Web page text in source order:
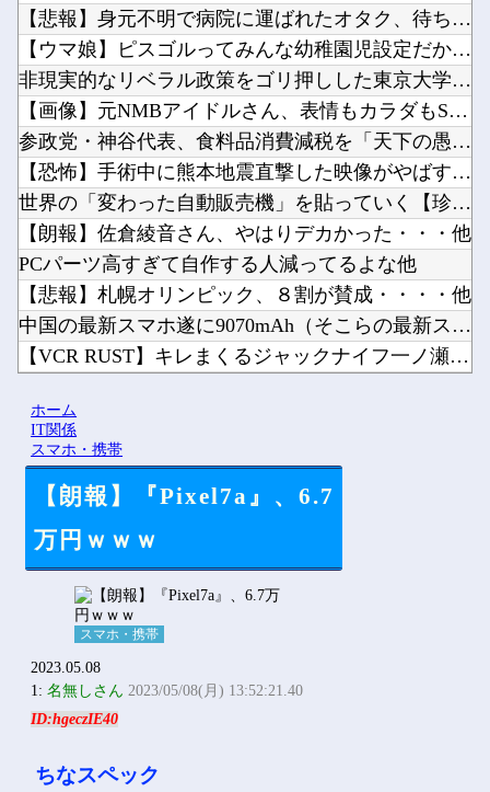
【悲報】身元不明で病院に運ばれたオタク、待ち受けから「ラブラ...
【ウマ娘】ピスゴルってみんな幼稚園児設定だから興奮するよね他
非現実的なリベラル政策をゴリ押しした東京大学、貯金から無駄金...
【画像】元NMBアイドルさん、表情もカラダもS♡X女になって...
参政党・神谷代表、食料品消費減税を「天下の愚策だ」と痛烈批判...
【恐怖】手術中に熊本地震直撃した映像がやばすぎ・・・他
世界の「変わった自動販売機」を貼っていく【珍百景】他
【朗報】佐倉綾音さん、やはりデカかった・・・他
PCパーツ高すぎて自作する人減ってるよな他
【悲報】札幌オリンピック、８割が賛成・・・・他
中国の最新スマホ遂に9070mAh（そこらの最新スマホの約2...
【VCR RUST】キレまくるジャックナイフ一ノ瀬うるはｗｗ...
【にじさんじ】笹木、1週間ほど里に帰省他
ホーム
IT関係
スマホ・携帯
【朗報】『Pixel7a』、6.7
万円ｗｗｗ
スマホ・携帯
2023.05.08
1:名無しさん 2023/05/08(月) 13:52:21.40
ID:hgeczIE40
ちなスペック